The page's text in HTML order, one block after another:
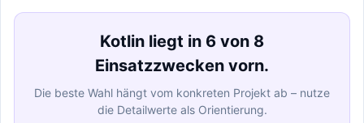
Kotlin liegt in 6 von 8
Einsatzzwecken vorn.
Die beste Wahl hängt vom konkreten Projekt ab – nutze
die Detailwerte als Orientierung.